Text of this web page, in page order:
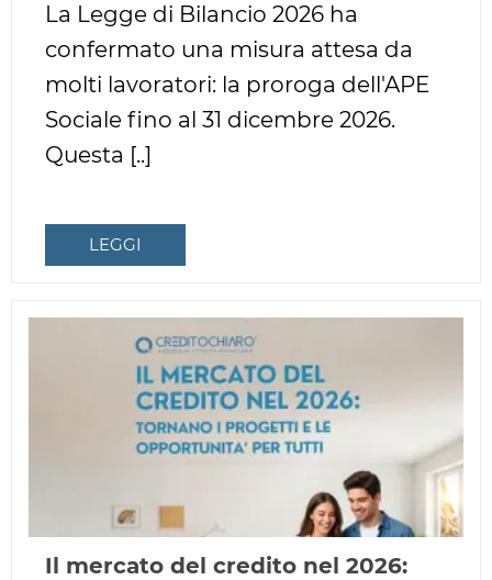
La Legge di Bilancio 2026 ha
confermato una misura attesa da
molti lavoratori: la proroga dell'APE
Sociale fino al 31 dicembre 2026.
Questa [..]
LEGGI
Il mercato del credito nel 2026: